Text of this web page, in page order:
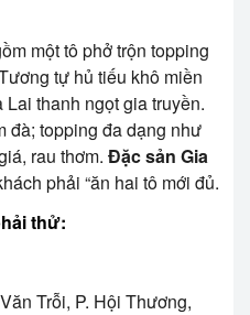
một tô phở trộn topping
tự hủ tiếu khô miền
thanh ngọt gia truyền.
đà; topping đa dạng như
rau thơm. Đặc sản Gia
phải “ăn hai tô mới đủ.
thử:
Trỗi, P. Hội Thương,